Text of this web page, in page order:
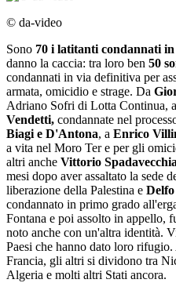
© da-video
Sono 70 i latitanti condannati
danno la caccia: tra loro ben 50
condannati in via definitiva per
armata, omicidio e strage. Da
Adriano Sofri di Lotta Continua, a
Vendetti, condannate nel
Biagi e D'Antona, a Enrico
a vita nel Moro Ter e per gli
altri anche Vittorio Spadavecchia
mesi dopo aver assaltato la sede
liberazione della Palestina e
condannato in primo grado
Fontana e poi assolto in appello,
noto anche con un'altra identità.
Paesi che hanno dato loro
Francia, gli altri si dividono tra
Algeria e molti altri Stati ancora.